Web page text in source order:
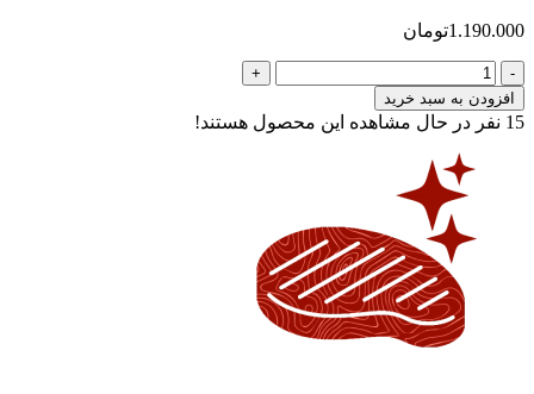
1.190.000تومان
دنده
گوساله
(تکه
ای)
افزودن به سبد خرید
15 نفر در حال مشاهده این محصول هستند!